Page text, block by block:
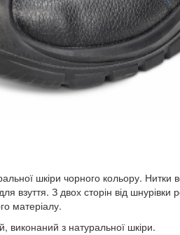
шкіри чорного кольору.
взуття. З двох сторін від
матеріалу.
виконаний з натуральної шкіри.